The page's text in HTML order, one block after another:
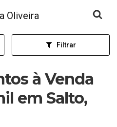
inicial
Filtrar
à Venda
em Salto,